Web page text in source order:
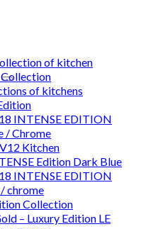
of kitchen
of kitchens
INTENSE EDITION
/ Chrome
Kitchen
Edition Dark Blue
INTENSE EDITION
chrome
Collection
– Luxury Edition LE